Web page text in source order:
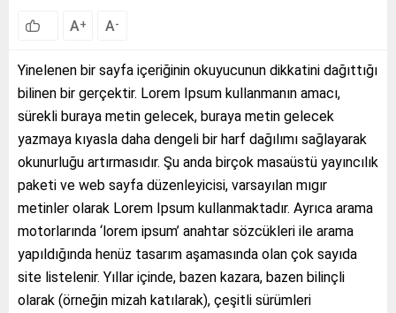
A+ A-
Yinelenen bir sayfa içeriğinin okuyucunun dikkatini dağıttığı
bilinen bir gerçektir. Lorem Ipsum kullanmanın amacı,
sürekli buraya metin gelecek, buraya metin gelecek
yazmaya kıyasla daha dengeli bir harf dağılımı sağlayarak
okunurluğu artırmasıdır. Şu anda birçok masaüstü yayıncılık
paketi ve web sayfa düzenleyicisi, varsayılan mıgır
metinler olarak Lorem Ipsum kullanmaktadır. Ayrıca arama
motorlarında ‘lorem ipsum’ anahtar sözcükleri ile arama
yapıldığında henüz tasarım aşamasında olan çok sayıda
site listelenir. Yıllar içinde, bazen kazara, bazen bilinçli
olarak (örneğin mizah katılarak), çeşitli sürümleri